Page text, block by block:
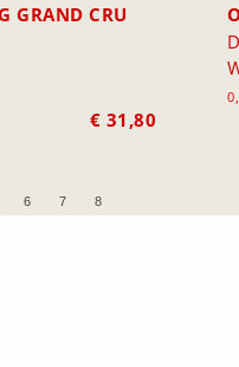
GRAND CRU
€ 31,80
6 7 8